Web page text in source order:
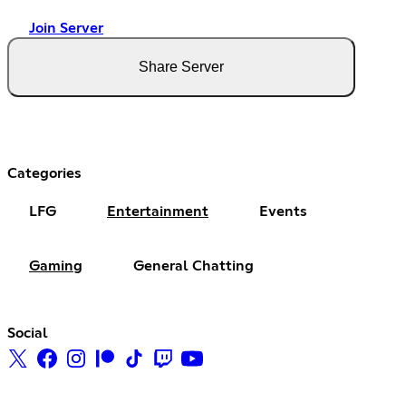
Join Server
Share Server
Categories
LFG Entertainment Events
Gaming General Chatting
Social